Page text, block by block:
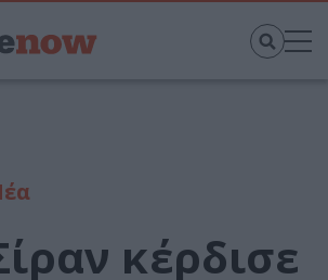
κέρδισε